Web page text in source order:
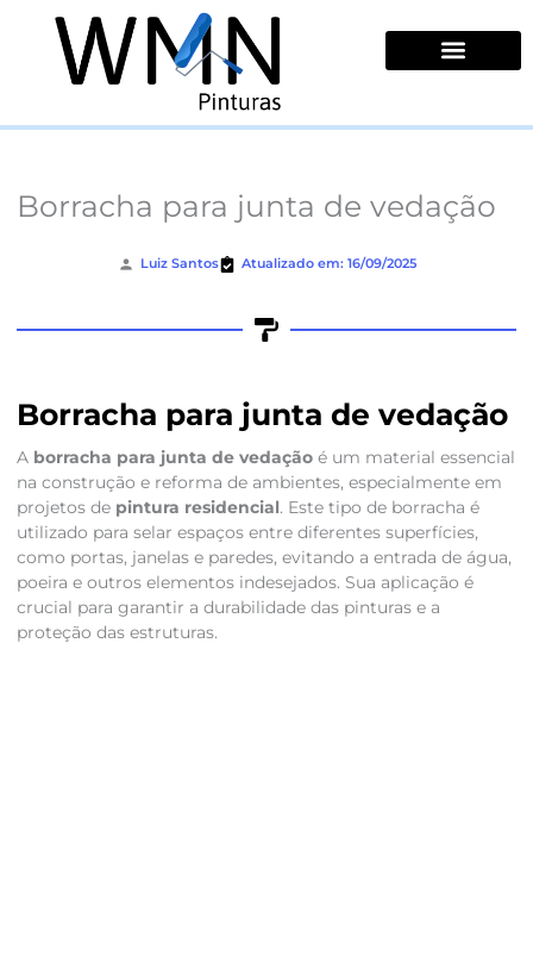
conteúdo
Borracha para junta de vedação
Luiz Santos Atualizado em: 16/09/2025
Borracha para junta de vedação
A borracha para junta de vedaçãoé um material essencial
na construção e reforma de ambientes, especialmente em
projetos de pintura residencial. Este tipo de borracha é
utilizado para selar espaços entre diferentes superfícies,
como portas, janelas e paredes, evitando a entrada de água,
poeira e outros elementos indesejados. Sua aplicação é
crucial para garantir a durabilidade das pinturas e a
proteção das estruturas.